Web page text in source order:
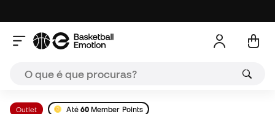
Outlet Até 60Member Points